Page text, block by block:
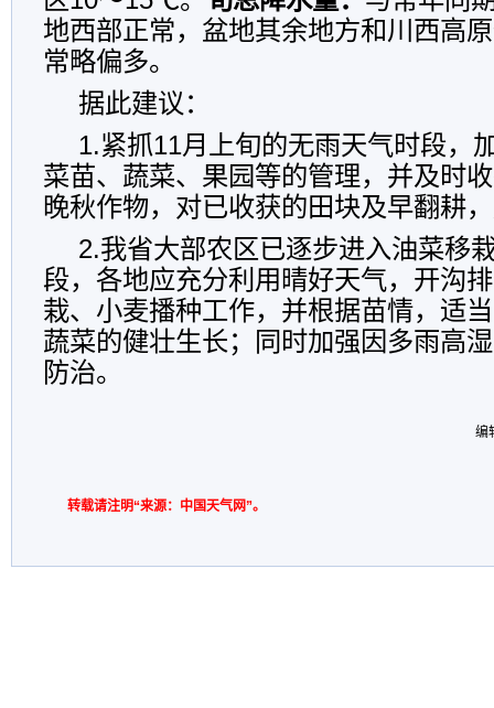
地西部正常，盆地其余地方和川西高
常略偏多。
据此建议：
1.紧抓11月上旬的无雨天气时段，
菜苗、蔬菜、果园等的管理，并及时
晚秋作物，对已收获的田块及早翻耕
2.我省大部农区已逐步进入油菜移
段，各地应充分利用晴好天气，开沟
栽、小麦播种工作，并根据苗情，适
蔬菜的健壮生长；同时加强因多雨高
防治。
编
转载请注明“来源：中国天气网”。